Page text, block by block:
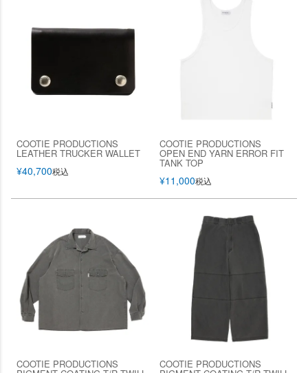
COOTIE PRODUCTIONS
LEATHER TRUCKER WALLET
¥40,700税込
COOTIE PRODUCTIONS
OPEN END YARN ERROR FIT
TANK TOP
¥11,000税込
COOTIE PRODUCTIONS COOTIE PRODUCTIONS